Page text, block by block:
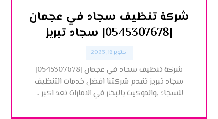
شركة تنظيف سجاد في عجمان
|0545307678| سجاد تبريز
أكتوبر 16, 2023
شركة تنظيف سجاد في عجمان |0545307678|
سجاد تبريز تقدم شركتنا افضل خدمات التنظيف
للسجاد ,والموكيت بالبخار في الامارات نعد اكبر ...